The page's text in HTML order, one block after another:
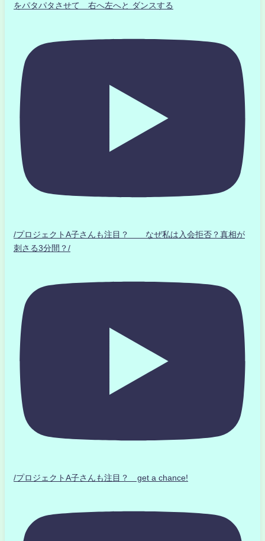
をパタパタさせて 右へ左へと ダンスする
/プロジェクトA子さんも注目？ なぜ私は入会拒否？真相が
刺さる3分間？/
/プロジェクトA子さんも注目？ get a chance!